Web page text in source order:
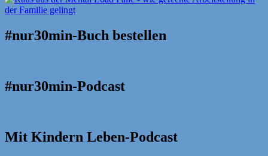
#nur30min-Buch bestellen
#nur30min-Podcast
Mit Kindern Leben-Podcast